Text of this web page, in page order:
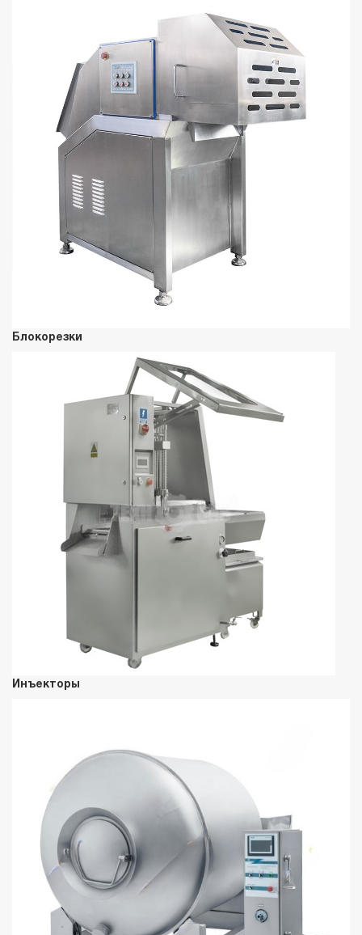
Блокорезки
Инъекторы